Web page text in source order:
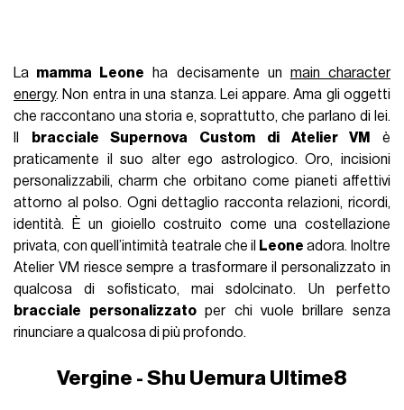
La mamma Leone ha decisamente un main character
energy. Non entra in una stanza. Lei appare. Ama gli oggetti
che raccontano una storia e, soprattutto, che parlano di lei.
bracciale Supernova Custom di Atelier VM
è
praticamente il suo alter ego astrologico. Oro, incisioni
personalizzabili, charm che orbitano come pianeti affettivi
attorno al polso. Ogni dettaglio racconta relazioni, ricordi,
identità. È un gioiello costruito come una costellazione
privata, con quell’intimità teatrale che il
Leone adora. Inoltre
Atelier VM riesce sempre a trasformare il personalizzato in
qualcosa di sofisticato, mai sdolcinato. Un perfetto
bracciale personalizzatoper chi vuole brillare senza
rinunciare a qualcosa di più profondo.
Vergine - Shu Uemura Ultime8